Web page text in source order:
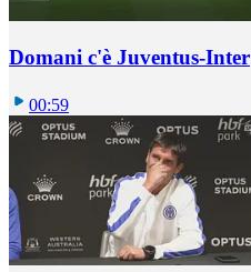
Domani c'è Juventus-Inter
00:59